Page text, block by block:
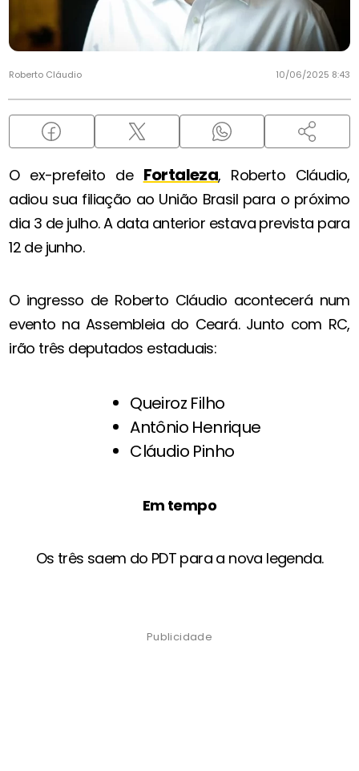
Roberto Cláudio 10/06/2025 8:43
O ex-prefeito de Fortaleza, Roberto Cláudio,
adiou sua filiação ao União Brasil para o próximo
dia 3 de julho. A data anterior estava prevista para
12 de junho.
O ingresso de Roberto Cláudio acontecerá num
evento na Assembleia do Ceará. Junto com RC,
irão três deputados estaduais:
Queiroz Filho
Antônio Henrique
Cláudio Pinho
Em tempo
Os três saem do PDT para a nova legenda.
Publicidade